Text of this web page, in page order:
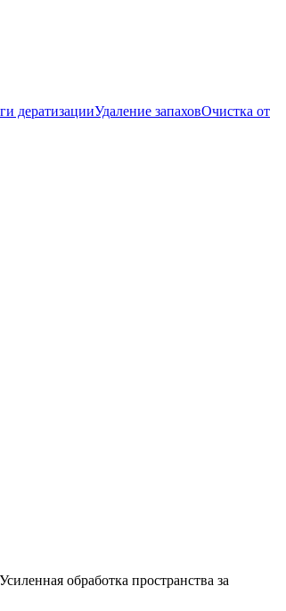
дератизацииУдаление запаховОчистка от
обработка пространства за